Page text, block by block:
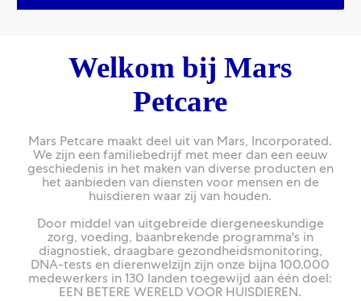
Welkom bij Mars
Petcare
Mars Petcare maakt deel uit van Mars, Incorporated.
We zijn een familiebedrijf met meer dan een eeuw
geschiedenis in het maken van diverse producten en
het aanbieden van diensten voor mensen en de
huisdieren waar zij van houden.
Door middel van uitgebreide diergeneeskundige
zorg, voeding, baanbrekende programma's in
diagnostiek, draagbare gezondheidsmonitoring,
DNA-tests en dierenwelzijn zijn onze bijna 100.000
medewerkers in 130 landen toegewijd aan één doel:
EEN BETERE WERELD VOOR HUISDIEREN.